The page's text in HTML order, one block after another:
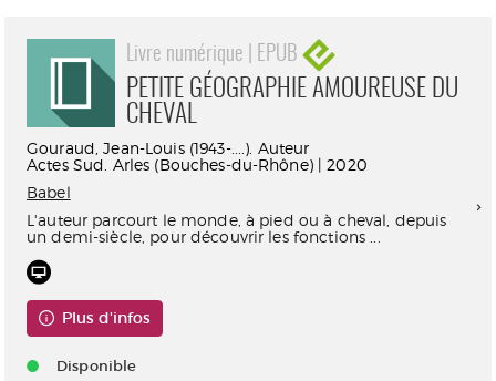
Livre numérique | EPUB
PETITE GÉOGRAPHIE AMOUREUSE DU
CHEVAL
Gouraud, Jean-Louis (1943-....). Auteur
Actes Sud. Arles (Bouches-du-Rhône) | 2020
Babel
L'auteur parcourt le monde, à pied ou à cheval, depuis
un demi-siècle, pour découvrir les fonctions ...
Plus d'infos
Disponible